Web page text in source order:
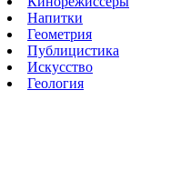
Напитки
Геометрия
Публицистика
Искусство
Геология